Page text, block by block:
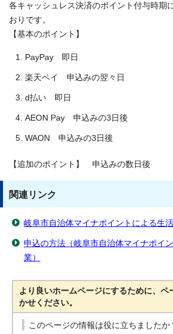
各キャッシュレス決済のポイント付与時期
おりです。
【基本のポイント】
PayPay 即日
楽天ペイ 申込みの翌々日
d払い 即日
AEON Pay 申込みの3日後
WAON 申込みの3日後
【追加のポイント】 申込みの数日後
関連リンク
岐阜市自治体マイナポイントによる生
申込の方法（岐阜市自治体マイナポイ
業）
より良いホームページにするために、ペ
かせください。
このページの情報は役に立ちましたか